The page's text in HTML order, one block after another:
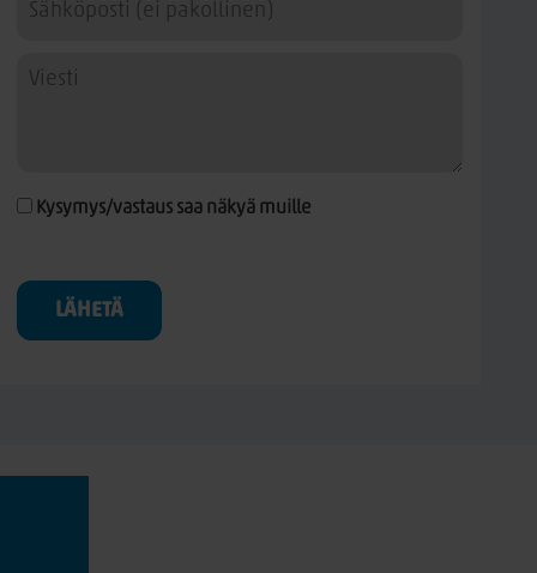
Kysymys/vastaus saa näkyä muille
LÄHETÄ